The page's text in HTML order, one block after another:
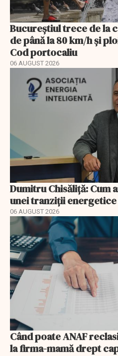
Bucureștiul trece de la
de până la 80 km/h și
Cod portocaliu
06 AUGUST 2026
Dumitru Chisăliță: Cum
unei tranziții energetice
06 AUGUST 2026
Când poate ANAF
la firma-mamă drept